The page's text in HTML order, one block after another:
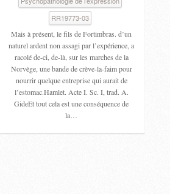
RR19773-03
Mais à présent, le fils de Fortimbras. d’un
naturel ardent non assagi par l’expérience, a
racolé de-ci, de-là, sur les marches de la
Norvège, une bande de crève-la-faim pour
nourrir quelque entreprise qui aurait de
l’estomac.Hamlet. Acte I. Sc. I, trad. A.
GideEt tout cela est une conséquence de
la…